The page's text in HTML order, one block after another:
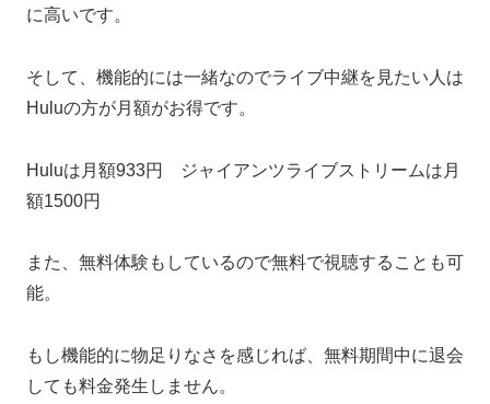
に高いです。
そして、機能的には一緒なのでライブ中継を見たい人は
Huluの方が月額がお得です。
Huluは月額933円 ジャイアンツライブストリームは月
額1500円
また、無料体験もしているので無料で視聴することも可
能。
もし機能的に物足りなさを感じれば、無料期間中に退会
しても料金発生しません。